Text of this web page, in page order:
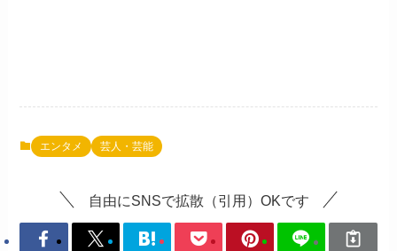
エンタメ 芸人・芸能
自由にSNSで拡散（引用）OKです